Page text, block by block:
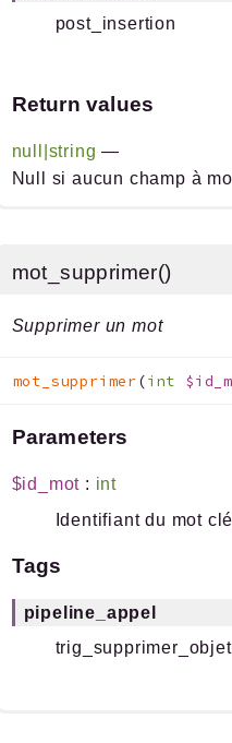
post_insertion
Return values
null|string —
Null si aucun champ à
mot_supprimer()
Supprimer un mot
mot_supprimer(int
Parameters
$id_mot : int
Identifiant du mot
Tags
pipeline_appel